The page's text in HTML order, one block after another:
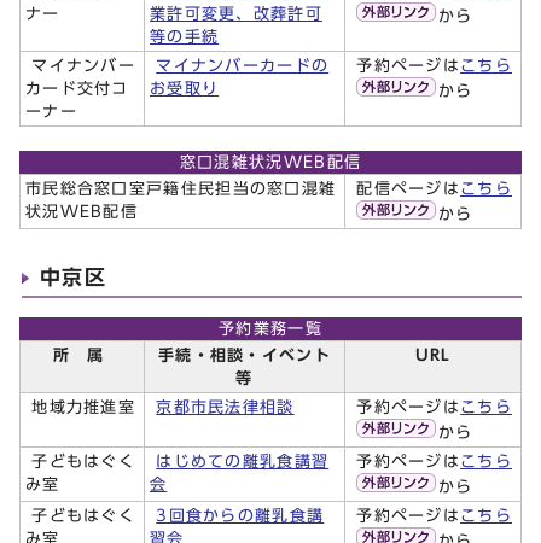
ナー
業許可変更、改葬許可
等の手続
から
マイナンバー
カード交付コ
ーナー
マイナンバーカードの
お受取り
予約ページは こちら
から
窓口混雑状況WEB配信
市民総合窓口室戸籍住民担当の窓口混雑
状況WEB配信
配信ページは こちら
から
中京区
予約業務一覧
所 属
手続・相談・イベント
等
URL
地域力推進室 京都市民法律相談 予約ページは こちら
から
子どもはぐく
み室
はじめての離乳食講習
会
予約ページは こちら
から
子どもはぐく
み室
3回食からの離乳食講
習会
予約ページは こちら